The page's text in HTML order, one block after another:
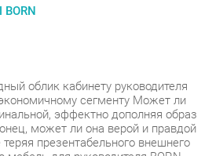
эффектно дополняя образ
презентабельного внешнего
для руководителя BORN.
фото, исчерпывающей информации